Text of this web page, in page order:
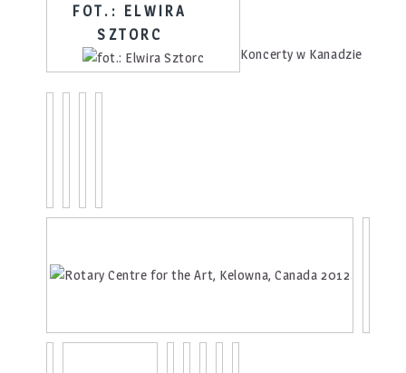
FOT.: ELWIRA
SZTORC
Koncerty w Kanadzie